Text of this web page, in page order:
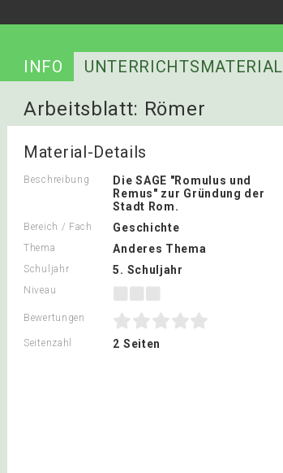
INFO UNTERRICHTSMATERIAL
Arbeitsblatt: Römer
Material-Details
Beschreibung
Die SAGE "Romulus und
Remus" zur Gründung der
Stadt Rom.
Bereich / Fach Geschichte
Thema Anderes Thema
Schuljahr 5. Schuljahr
Niveau
Bewertungen
Seitenzahl 2 Seiten